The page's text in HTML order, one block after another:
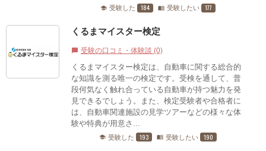
school 受験した 184 menu_book 受験したい 177
くるまマイスター検定
chat_bubble 受験の口コミ・体験談 (0)
くるまマイスター検定は、自動車に関する総合的
な知識を測る唯一の検定です。受検を通して、普
段何気なく触れ合っている自動車が持つ魅力を発
見できるでしょう。また、検定受験者や合格者に
は、自動車関連施設の見学ツアーなどの様々な体
験や特典が用意さ...
school 受験した 193 menu_book 受験したい 190